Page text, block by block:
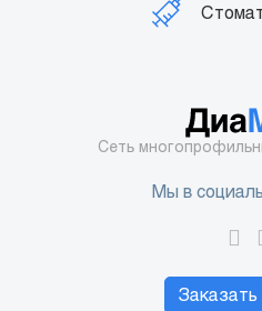
Сеть
Мы в
Заказать